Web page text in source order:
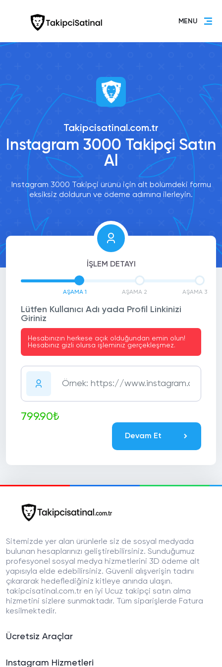
MENU
Takipcisatinal.com.tr
Instagram 3000 Takipçi Satın
Al
Instagram 3000 Takipçi ürünü için alt bölümdeki formu
eksiksiz doldurun ve ödeme adımına ilerleyin.
İŞLEM DETAYI
AŞAMA 1 AŞAMA 2 AŞAMA 3
Lütfen Kullanıcı Adı yada Profil Linkinizi
Giriniz
Hesabınızın herkese açık olduğundan emin olun!
Hesabınız gizli olursa işleminiz gerçekleşmez.
799.90₺
Devam Et
Sitemizde yer alan ürünlerle siz de sosyal medyada
bulunan hesaplarınızı geliştirebilirsiniz. Sunduğumuz
profesyonel sosyal medya hizmetlerini 3D ödeme alt
yapısıyla elde edebilirsiniz. Güvenli alışverişin tadını
çıkararak hedeflediğiniz kitleye anında ulaşın.
takipcisatinal.com.tr en iyi Ucuz takipçi satın alma
hizmetini sizlere sunmaktadır. Tüm siparişlerde Fatura
kesilmektedir.
Ücretsiz Araçlar
Instagram Hizmetleri